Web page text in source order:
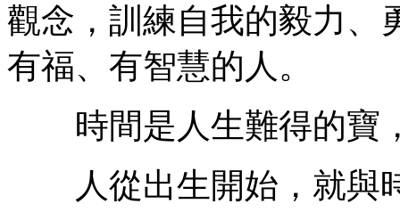
觀念，訓練自我的毅力、
有福、有智慧的人。
時間是人生難得的寶
人從出生開始，就與